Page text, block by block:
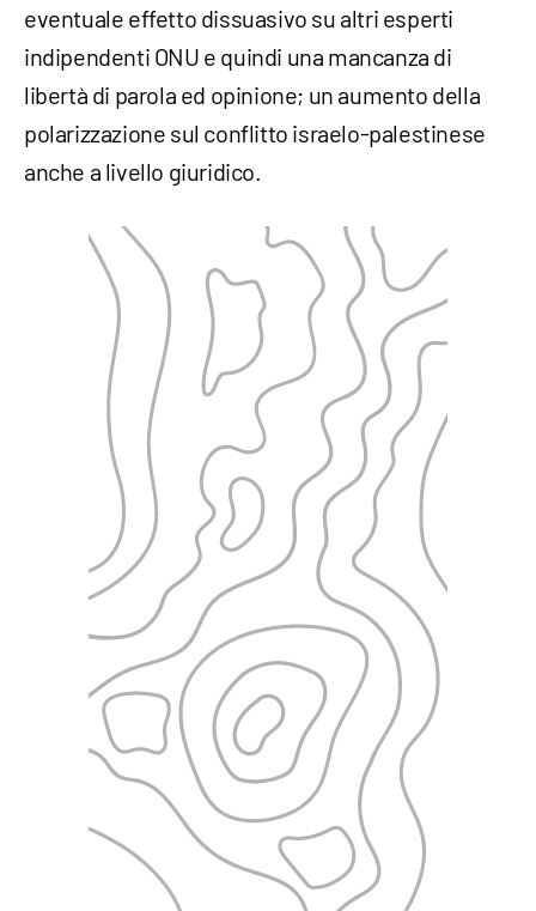
eventuale effetto dissuasivo su altri esperti
indipendenti ONU e quindi una mancanza di
libertà di parola ed opinione; un aumento della
polarizzazione sul conflitto israelo-palestinese
anche a livello giuridico.